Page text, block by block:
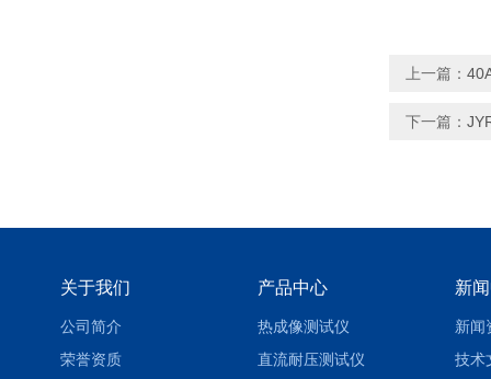
上一篇：
下一篇：
关于我们
公司简介
荣誉资质
产品中心
热成像测试仪
直流耐压测试仪
新
新闻
技术